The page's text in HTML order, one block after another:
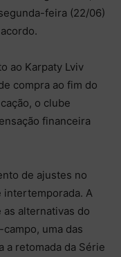
feira (22/06)
ao Karpaty Lviv
compra ao fim do
o clube
financeira
de ajustes no
intertemporada. A
alternativas do
uma das
a retomada da Série